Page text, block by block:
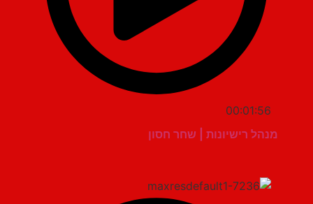
00:01:56
מנהל רישיונות | שחר חסון